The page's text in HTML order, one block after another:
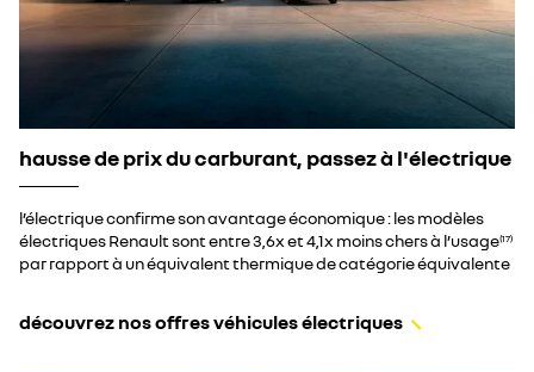
hausse de prix du carburant, passez à l'électrique
l’électrique confirme son avantage économique : les modèles
électriques Renault sont entre 3,6x et 4,1x moins chers à l’usage(17)
par rapport à un équivalent thermique de catégorie équivalente
découvrez nos offres véhicules électriques